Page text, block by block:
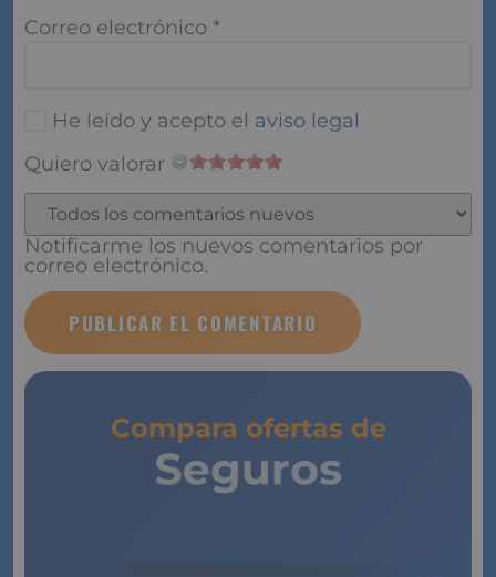
Correo electrónico *
He leído y acepto el aviso legal
Quiero valorar
Notificarme los nuevos comentarios por
correo electrónico.
Compara ofertas de
Seguros